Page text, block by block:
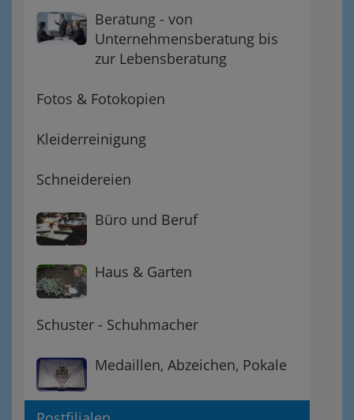
Beratung - von
Unternehmensberatung bis
zur Lebensberatung
Fotos & Fotokopien
Kleiderreinigung
Schneidereien
Büro und Beruf
Haus & Garten
Schuster - Schuhmacher
Medaillen, Abzeichen, Pokale